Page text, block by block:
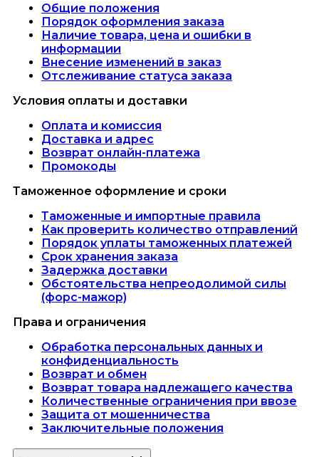
Общие положения
Порядок оформления заказа
Наличие товара, цена и ошибки в
информации
Внесение изменений в заказ
Отслеживание статуса заказа
Условия оплаты и доставки
Оплата и комиссия
Доставка и адрес
Возврат онлайн-платежа
Промокоды
Таможенное оформление и сроки
Таможенные и импортные правила
Как проверить количество отправлений
Порядок уплаты таможенных платежей
Срок хранения заказа
Задержка доставки
Обстоятельства непреодолимой силы
(форс-мажор)
Права и ограничения
Обработка персональных данных и
конфиденциальность
Возврат и обмен
Возврат товара надлежащего качества
Количественные ограничения при ввозе
Защита от мошенничества
Заключительные положения